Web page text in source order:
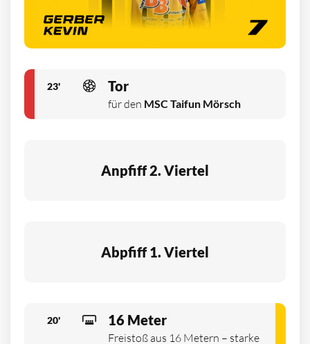
23' Tor
für den MSC Taifun Mörsch
Anpfiff 2. Viertel
Abpfiff 1. Viertel
20' 16 Meter
Freistoß aus 16 Metern – starke